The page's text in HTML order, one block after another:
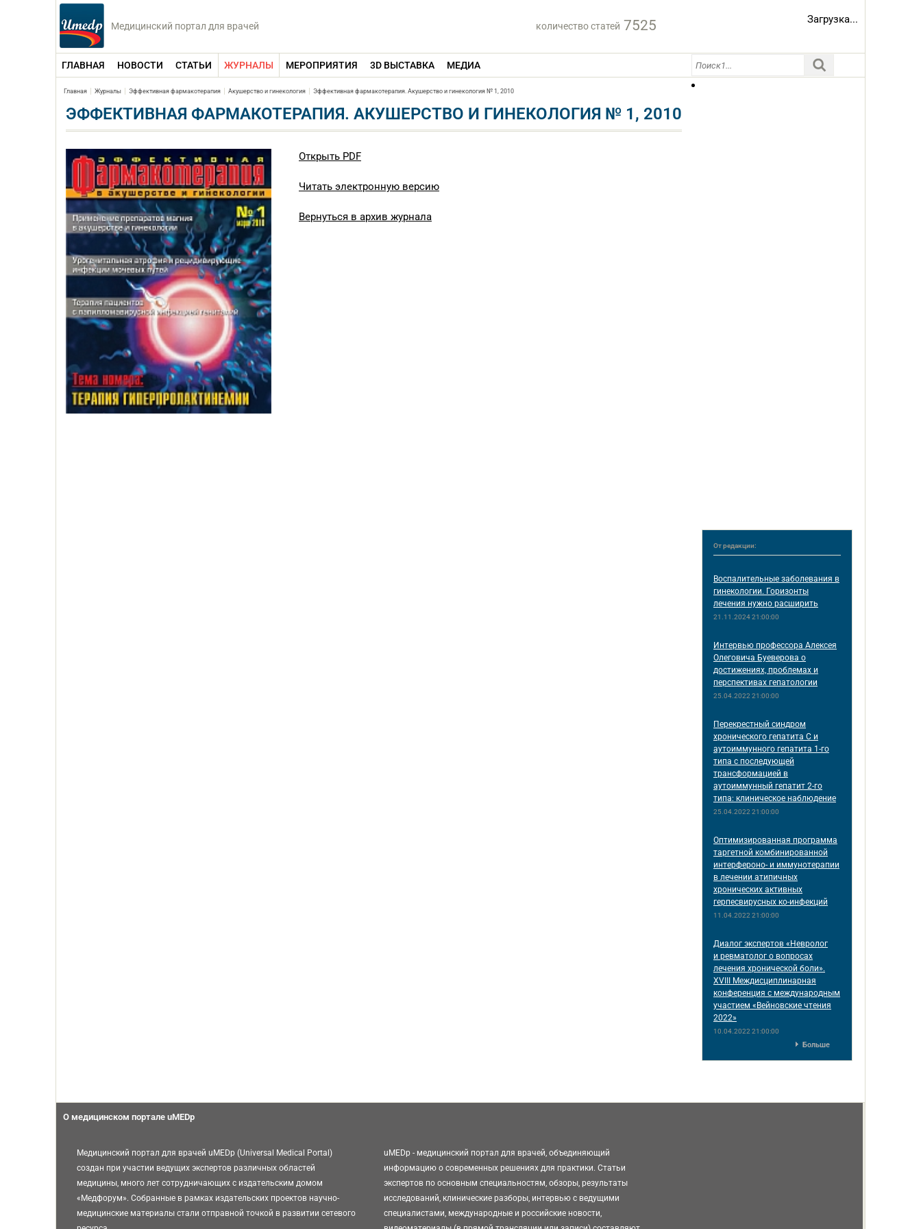
Медицинский портал для врачей количество статей 7525 Загрузка...
ГЛАВНАЯ НОВОСТИ СТАТЬИ ЖУРНАЛЫ МЕРОПРИЯТИЯ 3D ВЫСТАВКА МЕДИА
Главная Журналы Эффективная фармакотерапия Акушерство и гинекология Эффективная фармакотерапия. Акушерство и гинекология № 1, 2010
ЭФФЕКТИВНАЯ ФАРМАКОТЕРАПИЯ. АКУШЕРСТВО И ГИНЕКОЛОГИЯ № 1, 2010
Открыть PDF
Читать электронную версию
Вернуться в архив журнала
От редакции:
Воспалительные заболевания в
гинекологии. Горизонты
лечения нужно расширить
21.11.2024 21:00:00
Интервью профессора Алексея
Олеговича Буеверова о
достижениях, проблемах и
перспективах гепатологии
25.04.2022 21:00:00
Перекрестный синдром
хронического гепатита С и
аутоиммунного гепатита 1-го
типа с последующей
трансформацией в
аутоиммунный гепатит 2-го
типа: клиническое наблюдение
25.04.2022 21:00:00
Оптимизированная программа
таргетной комбинированной
интерфероно- и иммунотерапии
в лечении атипичных
хронических активных
герпесвирусных ко-инфекций
11.04.2022 21:00:00
Диалог экспертов «Невролог
и ревматолог о вопросах
лечения хронической боли».
XVIII Междисциплинарная
конференция c международным
участием «Вейновские чтения
2022»
10.04.2022 21:00:00
Больше
О медицинском портале uMEDp
Медицинский портал для врачей uMEDp (Universal Medical Portal)
создан при участии ведущих экспертов различных областей
медицины, много лет сотрудничающих с издательским домом
«Медфорум». Собранные в рамках издательских проектов научно-
медицинские материалы стали отправной точкой в развитии сетевого
uMEDp - медицинский портал для врачей, объединяющий
информацию о современных решениях для практики. Статьи
экспертов по основным специальностям, обзоры, результаты
исследований, клинические разборы, интервью с ведущими
специалистами, международные и российские новости,